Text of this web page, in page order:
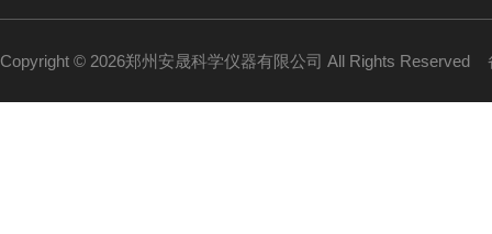
Copyright © 2026郑州安晟科学仪器有限公司 All Rights Reserved